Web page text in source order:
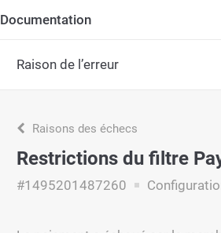
Documentation
Raison de l’erreur
Raisons des échecs
Restrictions du filtre
#1495201487260